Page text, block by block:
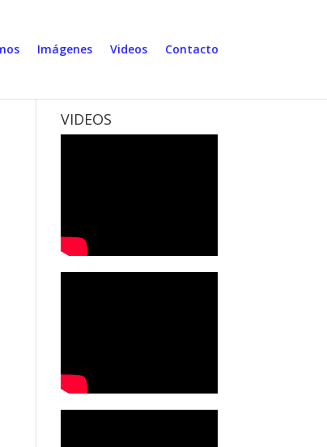
Imágenes Videos Contacto
VIDEOS